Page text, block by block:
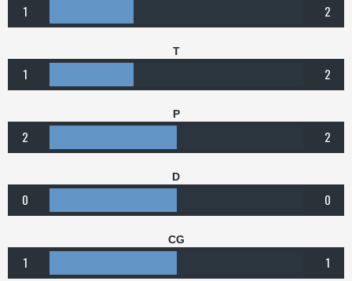
1 2
T
1 2
P
2 2
D
0 0
CG
1 1